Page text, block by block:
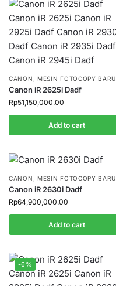
CANON , MESIN FOTOCOPY BARU
Canon iR 2625i Dadf
Rp51,150,000.00
Add to cart
CANON , MESIN FOTOCOPY BARU
Canon iR 2630i Dadf
Rp64,900,000.00
Add to cart
-6%